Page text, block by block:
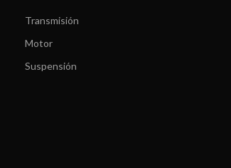
Transmisión
Motor
Suspensión